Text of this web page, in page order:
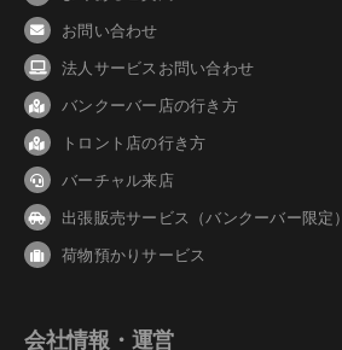
お問い合わせ
法人サービスお問い合わせ
バンクーバー 店の行き方
トロント店の行き方
バーチャル来店
出張販売サービス（バンクーバー限定）
荷物預かりサービス
会社情報・運営